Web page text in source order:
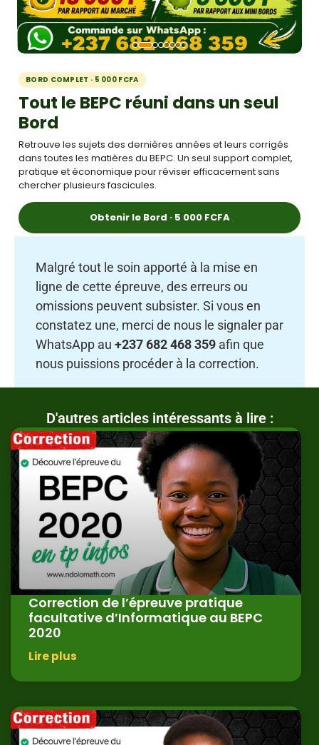
BORD COMPLET · 5 000 FCFA
Tout le BEPC réuni dans un seul
Bord
Retrouve les sujets des dernières années et leurs corrigés
dans toutes les matières du BEPC. Un seul support complet,
pratique et économique pour réviser efficacement sans
chercher plusieurs fascicules.
Obtenir le Bord · 5 000 FCFA
Malgré tout le soin apporté à la mise en
ligne de cette épreuve, des erreurs ou
omissions peuvent subsister. Si vous en
constatez une, merci de nous le signaler par
WhatsApp au +237 682 468 359 afin que
nous puissions procéder à la correction.
D'autres articles intéressants à lire :
Correction de l’épreuve pratique
facultative d’Informatique au BEPC
2020
Lire plus